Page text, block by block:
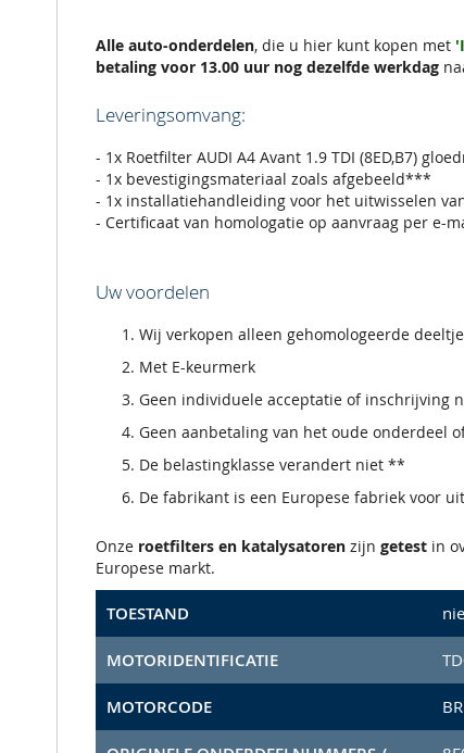
gallerijAlle auto-onderdelen, die u hier kunt kopen met
betaling voor 13.00 uur nog dezelfde werkdag
Leveringsomvang:
- 1x Roetfilter AUDI A4 Avant 1.9 TDI (8ED,B7)
- 1x bevestigingsmateriaal zoals afgebeeld***
- 1x installatiehandleiding voor het uitwisselen
- Certificaat van homologatie op aanvraag per e-
Uw voordelen
Wij verkopen alleen gehomologeerde
Met E-keurmerk
Geen individuele acceptatie of inschrijving
Geen aanbetaling van het oude onderdeel
De belastingklasse verandert niet **
De fabrikant is een Europese fabriek voor
Onze roetfilters en katalysatoren zijn getest in
Europese markt.
TOESTAND
MOTORIDENTIFICATIE
MOTORCODE